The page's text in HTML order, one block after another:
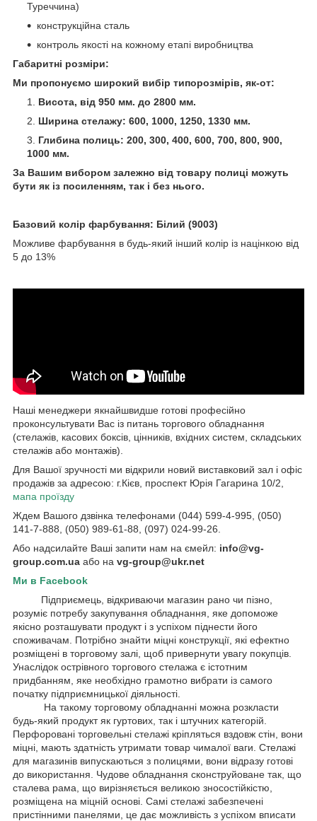
Туреччина)
конструкційна сталь
контроль якості на кожному етапі виробництва
Габаритні розміри:
Ми пропонуємо широкий вибір типорозмірів, як-от:
Висота, від 950 мм. до 2800 мм.
Ширина стелажу: 600, 1000, 1250, 1330 мм.
Глибина полиць: 200, 300, 400, 600, 700, 800, 900,
1000 мм.
За Вашим вибором залежно від товару полиці можуть
бути як із посиленням, так і без нього.
Базовий колір фарбування: Білий (9003)
Можливе фарбування в будь-який інший колір із націнкою від
5 до 13%
Наші менеджери якнайшвидше готові професійно
проконсультувати Вас із питань торгового обладнання
(стелажів, касових боксів, цінників, вхідних систем, складських
стелажів або монтажів).
Для Вашої зручності ми відкрили новий виставковий зал і офіс
продажів за адресою: г.Кієв, проспект Юрія Гагарина 10/2,
мапа проїзду
Ждем Вашого дзвінка телефонами (044) 599-4-995, (050)
141-7-888, (050) 989-61-88, (097) 024-99-26.
Або надсилайте Ваші запити нам на ємейл: info@vg-
group.com.ua або на vg-group@ukr.net
Ми в Facebook
Підприємець, відкриваючи магазин рано чи пізно,
розуміє потребу закупування обладнання, яке допоможе
якісно розташувати продукт і з успіхом піднести його
споживачам. Потрібно знайти міцні конструкції, які ефектно
розміщені в торговому залі, щоб привернути увагу покупців.
Унаслідок острівного торгового стелажа є істотним
придбанням, яке необхідно грамотно вибрати із самого
початку підприємницької діяльності.
На такому торговому обладнанні можна розкласти
будь-який продукт як гуртових, так і штучних категорій.
Перфоровані торговельні стелажі кріпляться вздовж стін, вони
міцні, мають здатність утримати товар чималої ваги. Стелажі
для магазинів випускаються з полицями, вони відразу готові
до використання. Чудове обладнання сконструйоване так, що
сталева рама, що вирізняється великою зносостійкістю,
розміщена на міцній основі. Самі стелажі забезпечені
пристінними панелями, це дає можливість з успіхом вписати